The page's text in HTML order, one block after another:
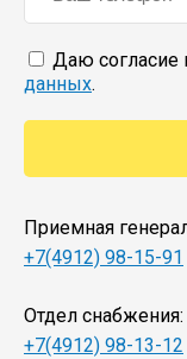
Даю согласие
данных.
Приемная
+7(4912) 98-15-91
Отдел снабжения:
+7(4912) 98-13-12